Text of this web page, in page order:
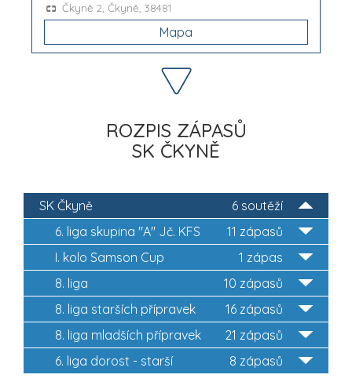
Čkyně 2, Čkyně, 38481
Mapa
ROZPIS ZÁPASŮ
SK ČKYNĚ
6 soutěží
SK Čkyně
11 zápasů
6. liga skupina "A" Jč. KFS
1 zápas
I. kolo Samson Cup
10 zápasů
8. liga
16 zápasů
8. liga starších přípravek
21 zápasů
8. liga mladších přípravek
8 zápasů
6. liga dorost - starší